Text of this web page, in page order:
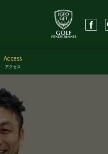
Access
アクセス